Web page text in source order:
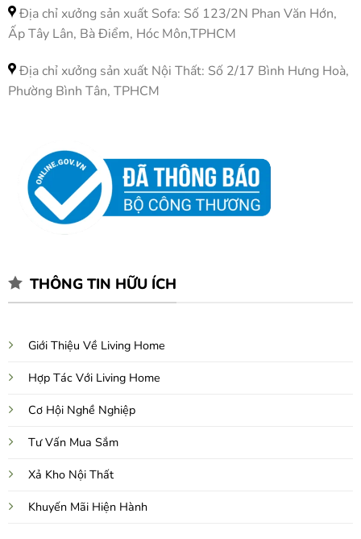
Địa chỉ xưởng sản xuất Sofa: Số 123/2N Phan Văn Hớn,
Ấp Tây Lân, Bà Điểm, Hóc Môn,TPHCM
Địa chỉ xưởng sản xuất Nội Thất: Số 2/17 Bình Hưng Hoà,
Phường Bình Tân, TPHCM
THÔNG TIN HỮU ÍCH
Giới Thiệu Về Living Home
Hợp Tác Với Living Home
Cơ Hội Nghề Nghiệp
Tư Vấn Mua Sắm
Xả Kho Nội Thất
Khuyến Mãi Hiện Hành